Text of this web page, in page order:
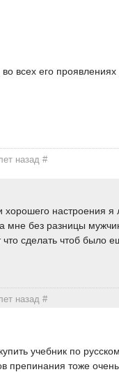
всех его проявлениях
назад#
хорошего настроения
мне без разницы
что сделать чтоб было
назад#
учебник по
препинания тоже